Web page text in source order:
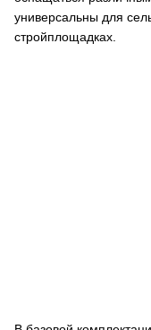
универсальны для
стройплощадках.